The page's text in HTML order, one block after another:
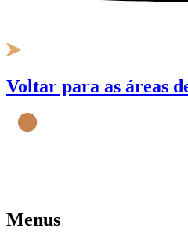
Voltar para as áreas
Menus